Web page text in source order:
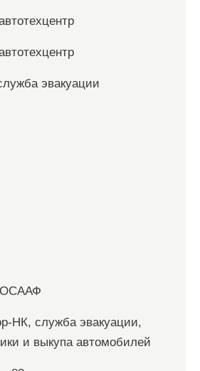
эвакуации
НК, служба эвакуации,
и выкупа автомобилей